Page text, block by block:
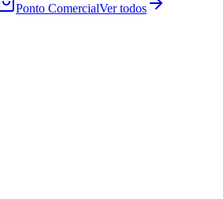
Ponto ComercialVer todos